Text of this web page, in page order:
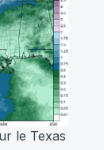
le Texas